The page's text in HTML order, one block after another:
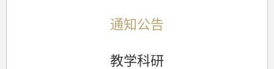
通知公告
教学科研